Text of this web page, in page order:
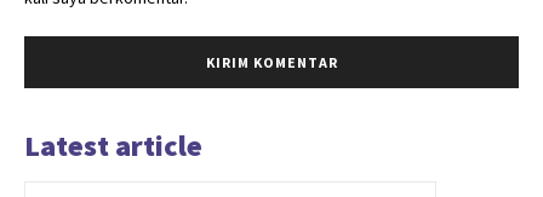
Latest article